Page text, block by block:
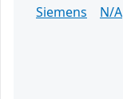
Siemens
N/A